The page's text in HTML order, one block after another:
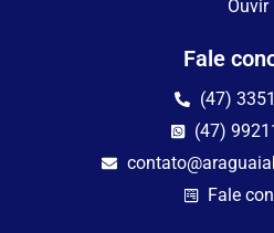
Ouvir
Fale
(47)
(47)
Fale